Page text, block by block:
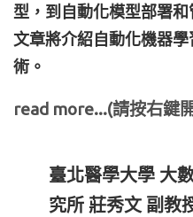
型，到自動化模型部署
文章將介紹自動化機器
術。
read more...(請按右鍵
臺北醫學大學 大
究所 莊秀文 副教